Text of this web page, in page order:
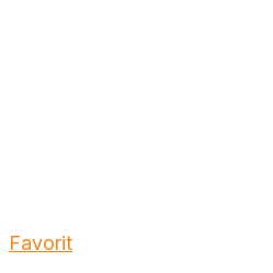
Favorit